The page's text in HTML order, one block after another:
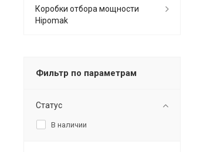
Коробки отбора мощности
Hipomak
Фильтр по параметрам
Статус
В наличии